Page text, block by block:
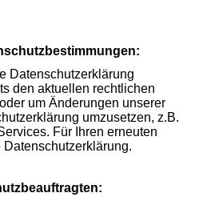
Datenschutzerklärung
den aktuellen rechtlichen
um Änderungen unserer
umzusetzen, z.B.
Für Ihren erneuten